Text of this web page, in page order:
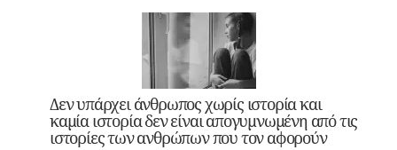
Δεν υπάρχει άνθρωπος χωρίς ιστορία και
καμία ιστορία δεν είναι απογυμνωμένη από τις
ιστορίες των ανθρώπων που τον αφορούν